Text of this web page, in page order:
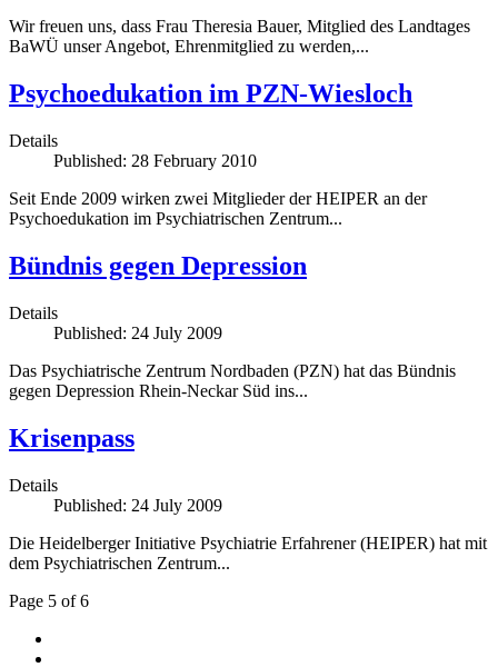
Wir freuen uns, dass Frau Theresia Bauer, Mitglied des Landtages
BaWÜ unser Angebot, Ehrenmitglied zu werden,...
Psychoedukation im PZN-Wiesloch
Details
Published: 28 February 2010
Seit Ende 2009 wirken zwei Mitglieder der HEIPER an der
Psychoedukation im Psychiatrischen Zentrum...
Bündnis gegen Depression
Details
Published: 24 July 2009
Das Psychiatrische Zentrum Nordbaden (PZN) hat das Bündnis
gegen Depression Rhein-Neckar Süd ins...
Krisenpass
Details
Published: 24 July 2009
Die Heidelberger Initiative Psychiatrie Erfahrener (HEIPER) hat mit
dem Psychiatrischen Zentrum...
Page 5 of 6